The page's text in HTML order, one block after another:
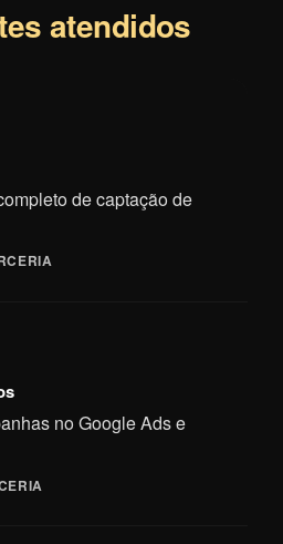
atendidos
de captação de
no Google Ads e